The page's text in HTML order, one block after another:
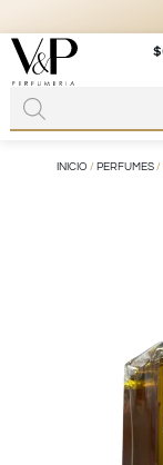
+56 9
$
INICIO / PERFUMES/